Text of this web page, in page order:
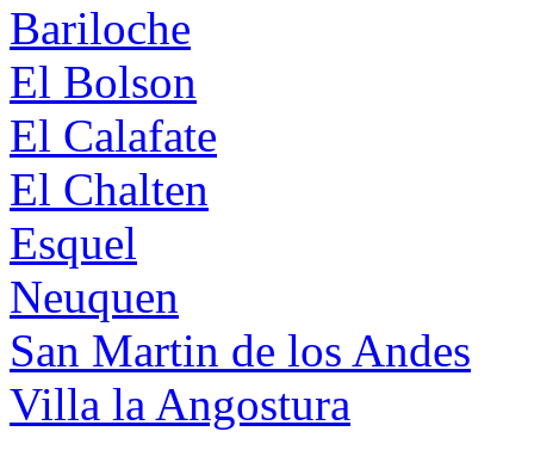
Bariloche
El Bolson
El Calafate
El Chalten
Esquel
Neuquen
San Martin de los Andes
Villa la Angostura